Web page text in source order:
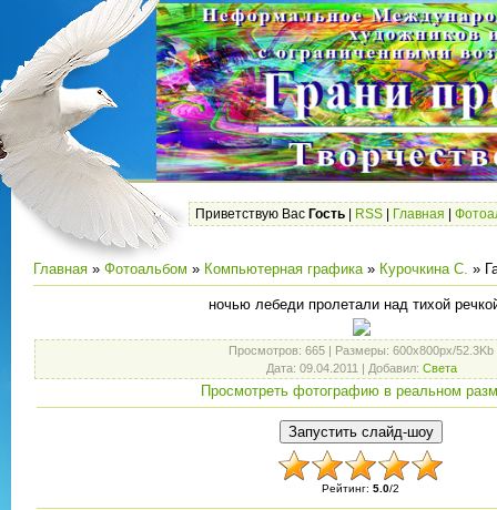
Приветствую Вас Гость RSS Главная
Главная » Фотоальбом » Компьютерная графика» Курочкина С. »
ночью лебеди пролетали над тихой
Просмотров: 665 | Размеры: 600x800px/52.3Kb
Дата: 09.04.2011 | Добавил: Света
Просмотреть фотографию в реальном
Рейтинг: 5.0/2